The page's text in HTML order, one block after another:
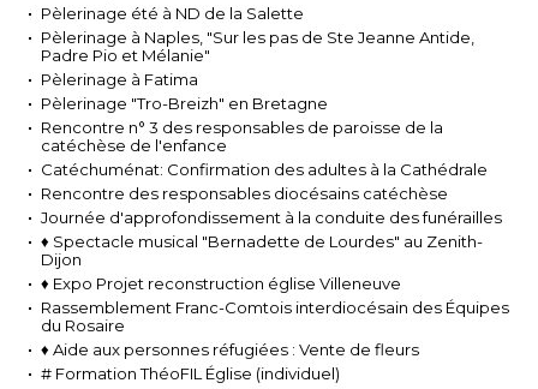
Pèlerinage été à ND de la Salette
Pèlerinage à Naples, "Sur les pas de Ste Jeanne Antide,
Padre Pio et Mélanie"
Pèlerinage à Fatima
Pèlerinage "Tro-Breizh" en Bretagne
Rencontre n° 3 des responsables de paroisse de la
catéchèse de l'enfance
Catéchuménat: Confirmation des adultes à la Cathédrale
Rencontre des responsables diocésains catéchèse
Journée d'approfondissement à la conduite des funérailles
♦ Spectacle musical "Bernadette de Lourdes" au Zenith-
Dijon
♦ Expo Projet reconstruction église Villeneuve
Rassemblement Franc-Comtois interdiocésain des Équipes
du Rosaire
♦ Aide aux personnes réfugiées : Vente de fleurs
# Formation ThéoFIL Église (individuel)